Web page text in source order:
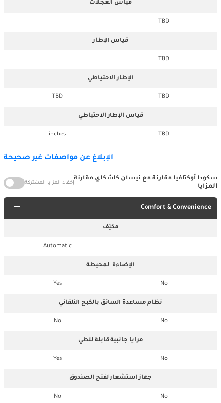
قياس العجلات
TBD
قياس الإطار
TBD
الإطار الاحتياطي
TBD
TBD
قياس الإطار الاحتياطي
TBD
inches
الإبلاغ عن مواصفات غير صحيحة
سكودا أوكتافيا مقارنة مع نيسان كاشكاي مقارنة
المزايا
إخفاء المزايا المشتركة
Comfort & Convenience
مكيّف
Automatic
الإضاءة المحيطة
No
Yes
نظام مساعدة السائق بالكبح التلقائي
No
No
مرايا جانبية قابلة للطي
No
Yes
جهاز استشعار لفتح الصندوق
No
No